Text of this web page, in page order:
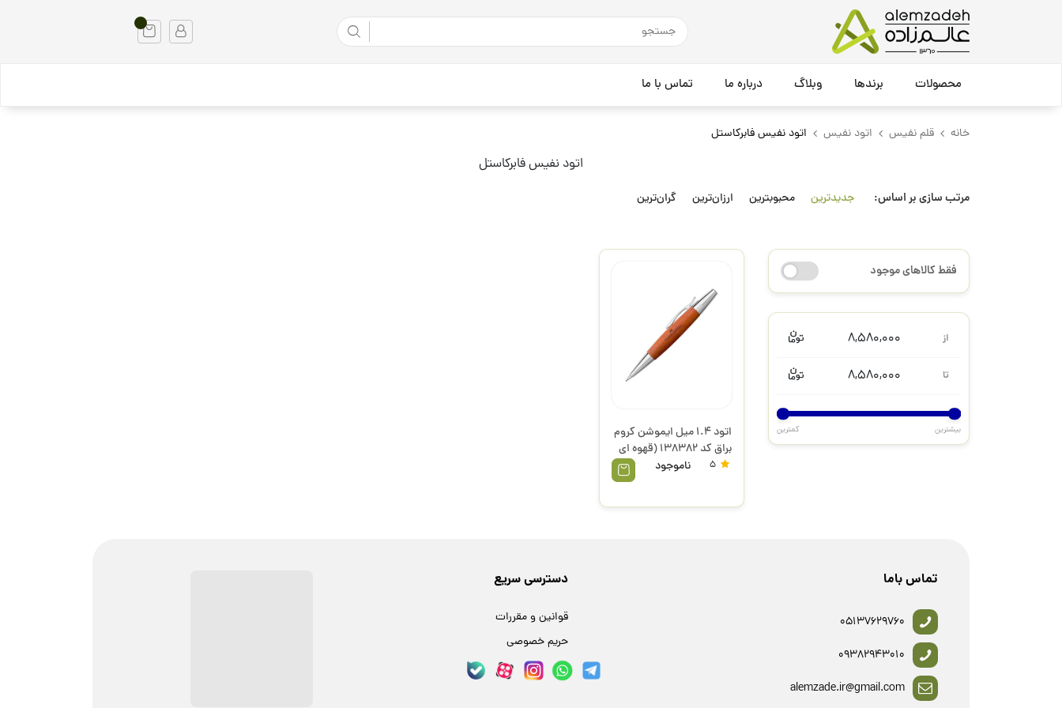
محصولات برندها وبلاگ درباره ما تماس با ما
خانه قلم نفیس اتود نفیس اتود نفیس فابرکاستل
اتود نفیس فابرکاستل
مرتب سازی بر اساس: جدیدترین محبوبترین ارزان‌ترین گران‌ترین
فقط کالاهای موجود
از 8,580,000
تا 8,580,000
بیشترین کمترین
اتود 1.4 میل ایموشن کروم
براق کد 138382 (قهوه ای
روشن) Reddish Brown
ناموجود
تماس باما
05137629760
09382943010
alemzade.ir@gmail.com
دسترسی سریع
قوانین و مقررات
حریم خصوصی